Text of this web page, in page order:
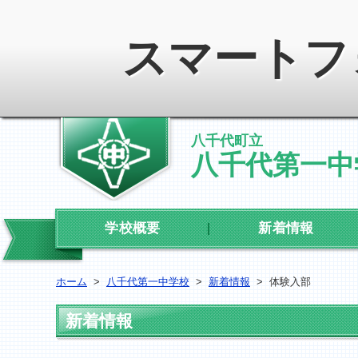
スマート
八千代町立
八千代第一
学校概要 新着情報
ホーム > 八千代第一中学校 > 新着情報 > 体験入部
新着情報